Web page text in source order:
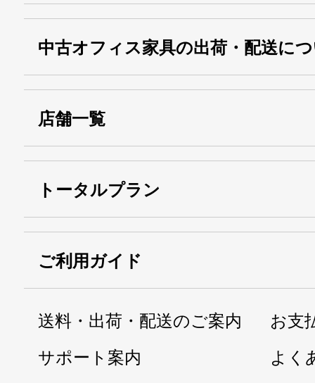
中古オフィス家具の出荷・配送に
店舗一覧
トータルプラン
ご利用ガイド
送料・出荷・配送のご案内
お支
サポート案内
よく